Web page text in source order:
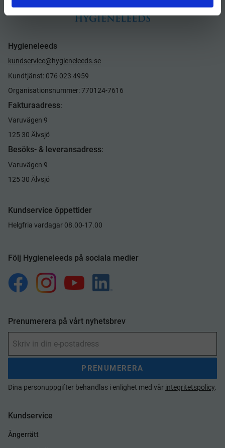
Hygieneleeds
kundservice@hygieneleeds.se
Kundtjänst: 076 023 4959
Organisationsnummer: 770124-7616
Fakturaadress:
Varuvägen 9
125 30 Älvsjö
Besöks- & leveransadress:
Varuvägen 9
125 30 Älvsjö
Kundservice öppettider
Helgfria vardagar 08.00-17.00
Följ Hygieneleeds på sociala medier
Prenumerera på vårt nyhetsbrev
PRENUMERERA
Dina personuppgifter behandlas i enlighet med vår integritetspolicy.
Kundservice
Ångerrätt